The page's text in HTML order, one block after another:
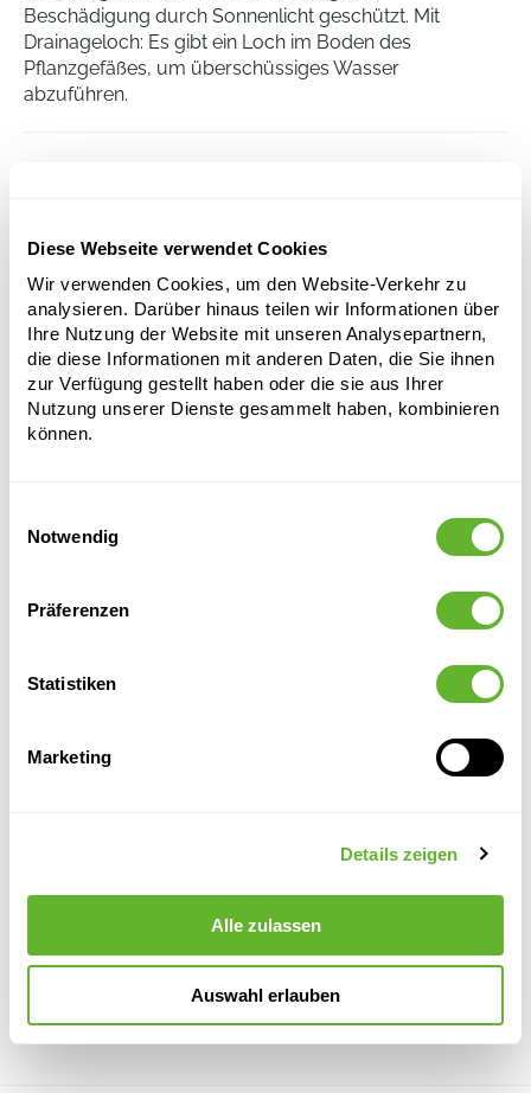
Diese Webseite verwendet Cookies
Wir verwenden Cookies, um den Website-Verkehr zu
analysieren. Darüber hinaus teilen wir Informationen über
Ihre Nutzung der Website mit unseren Analysepartnern,
die diese Informationen mit anderen Daten, die Sie ihnen
zur Verfügung gestellt haben oder die sie aus Ihrer
Nutzung unserer Dienste gesammelt haben, kombinieren
können.
Notwendig
Präferenzen
Statistiken
Marketing
Details zeigen
Alle zulassen
Auswahl erlauben
Beschädigung durch Sonnenlicht geschützt. Mit
Drainageloch: Es gibt ein Loch im Boden des
Pflanzgefäßes, um überschüssiges Wasser
abzuführen.
Höhe:
21
Tiefe:
20
Durchmesser:
25
Öffnung:
24
Round White
6ELHBR25W
24 23
6ELHBSR22
25